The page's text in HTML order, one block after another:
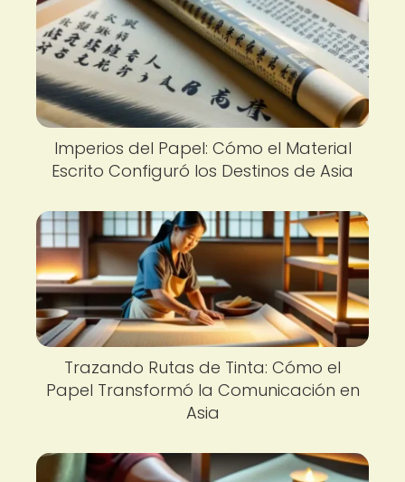
Imperios del Papel: Cómo el Material
Escrito Configuró los Destinos de Asia
Trazando Rutas de Tinta: Cómo el
Papel Transformó la Comunicación en
Asia